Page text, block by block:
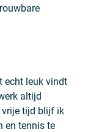
echt leuk vindt
altijd
vrije tijd blijf ik
en tennis te